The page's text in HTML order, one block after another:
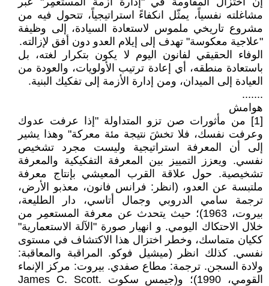
مشاغلته نفسياً، يمثّل انكفاءً استراتيجياً، تتحول فيه من
مشروع تاريخي ملموس لاستعادة السيادة، إلى وظيفة
"علاجية معكوسة" تهدف إلى إيلام العدو دون أفق لإزالته.
الوفاء الحقيقي لفانون اليوم لا يكون بتكرار لغته، بل
باستعادة منطقه، أي إعادة ترتيب الأولويات، والعودة من
العيادة إلى الميدان، ومن إدارة الأزمة إلى تفكيك البنية.
.......
هوامش
[1] من مأثورات صن تزو المتداولة "إذا عرفت عدوك
وعرفت نفسك، فلا تخشَ نتيجة مئة معركة" وهذا يشير
إلى أن المعرفة استراتيجية وليست مجرد تشخيص
نفسي. ويعزز التمييز بين المعرفة التفكيكية والمعرفة
تشخيصية. حول علاقة القرب المعيشي بإنتاج معرفة
ملتبسة عن العدو، (انظر: فرانس فانون، معذبو الأرض،
ترجمة سامي الدروبي وجمال أتاسي، دار الطليعة،
بيروت، 1963)؛ حيث يتحدث عن معرفة المستعمِر من
خلال الاحتكاك اليومي. و انهيار صورة "الآلة الاستعمارية"
ككيان متماسك، وخطر اختزال هذا الاكتشاف في مستوى
نفسي. كذلك انظر (ميشيل فوكو. المراقبة والمعاقبة:
ولادة السجن. ترجمة: مطاع صفدي. بيروت: مركز الإنماء
القومي، 1990)؛ و(جيمس سكوت James C. Scott.